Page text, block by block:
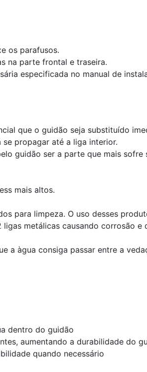
os parafusos.
na parte frontal e traseira.
especificada no manual de
que o guidão seja substituído
se propagar até a liga interior.
guidão ser a parte que mais sofre
mais altos.
para limpeza. O uso desses
ligas metálicas causando corrosão e
a àgua consiga passar entre a
dentro do guidão
aumentando a durabilidade do
quando necessário